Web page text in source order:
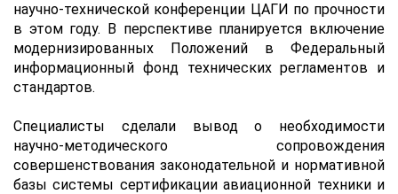
научно-технической конференции ЦАГИ по прочности
в этом году. В перспективе планируется включение
модернизированных Положений в Федеральный
информационный фонд технических регламентов и
стандартов.
Специалисты сделали вывод о необходимости
научно-методического сопровождения
совершенствования законодательной и нормативной
базы системы сертификации авиационной техники и